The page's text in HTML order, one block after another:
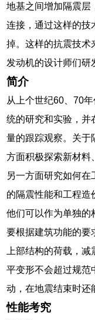
地基之间增加隔震层
连接，通过这样的技
掉。这样的抗震技术
发动机的设计师们研
简介
从上个世纪60、70
统的研究和实验，并
量的跟踪观察。关于
方面积极探索新材料
另一方面研究如何在
的隔震性能和工程造
他们可以作为单独的
要根据建筑功能的要
上部结构的荷载，
平变形不会超过规范
动，在地震结束时还
性能考究